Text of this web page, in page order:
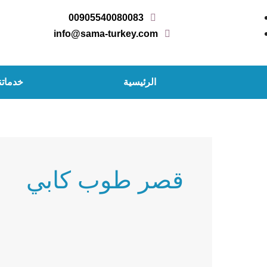
إلى
المحتوى
00905540080083
info@sama-turkey.com
الرئيسية
قصر طوب كابي